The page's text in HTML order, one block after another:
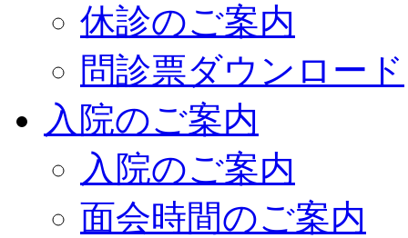
休診のご案内
問診票ダウンロード
入院のご案内
入院のご案内
面会時間のご案内